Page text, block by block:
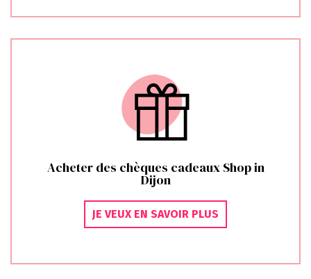
Acheter des chèques cadeaux Shop in
Dijon
JE VEUX EN SAVOIR PLUS